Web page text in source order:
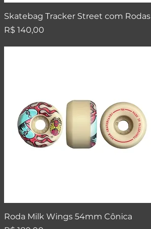
Visualização rápida
Skatebag Tracker Street com Rodas
Preço
R$ 140,00
Visualização rápida
Roda Milk Wings 54mm Cônica